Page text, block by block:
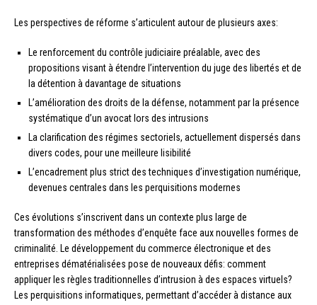
Les perspectives de réforme s’articulent autour de plusieurs axes:
Le renforcement du contrôle judiciaire préalable, avec des
propositions visant à étendre l’intervention du juge des libertés et de
la détention à davantage de situations
L’amélioration des droits de la défense, notamment par la présence
systématique d’un avocat lors des intrusions
La clarification des régimes sectoriels, actuellement dispersés dans
divers codes, pour une meilleure lisibilité
L’encadrement plus strict des techniques d’investigation numérique,
devenues centrales dans les perquisitions modernes
Ces évolutions s’inscrivent dans un contexte plus large de
transformation des méthodes d’enquête face aux nouvelles formes de
criminalité. Le développement du commerce électronique et des
entreprises dématérialisées pose de nouveaux défis: comment
appliquer les règles traditionnelles d’intrusion à des espaces virtuels?
Les perquisitions informatiques, permettant d’accéder à distance aux